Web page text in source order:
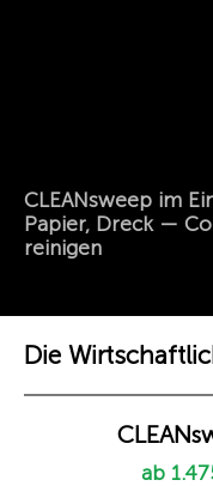
CLEANsweep im
Papier, Dreck —
reinigen
Die
ab